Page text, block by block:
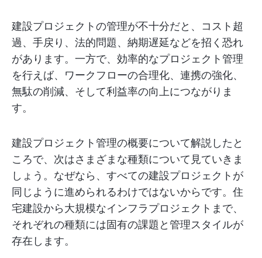
建設プロジェクトの管理が不十分だと、コスト超
過、手戻り、法的問題、納期遅延などを招く恐れ
があります。一方で、効率的なプロジェクト管理
を行えば、ワークフローの合理化、連携の強化、
無駄の削減、そして利益率の向上につながりま
す。
建設プロジェクト管理の概要について解説したと
ころで、次はさまざまな種類について見ていきま
しょう。なぜなら、すべての建設プロジェクトが
同じように進められるわけではないからです。住
宅建設から大規模なインフラプロジェクトまで、
それぞれの種類には固有の課題と管理スタイルが
存在します。